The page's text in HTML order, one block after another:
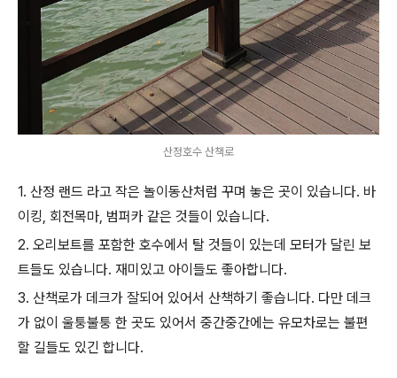
산정호수 산책로
1. 산정 랜드 라고 작은 놀이동산처럼 꾸며 놓은 곳이 있습니다. 바
이킹, 회전목마, 범퍼카 같은 것들이 있습니다.
2. 오리보트를 포함한 호수에서 탈 것들이 있는데 모터가 달린 보
트들도 있습니다. 재미있고 아이들도 좋아합니다.
3. 산책로가 데크가 잘되어 있어서 산책하기 좋습니다. 다만 데크
가 없이 울퉁불퉁 한 곳도 있어서 중간중간에는 유모차로는 불편
할 길들도 있긴 합니다.